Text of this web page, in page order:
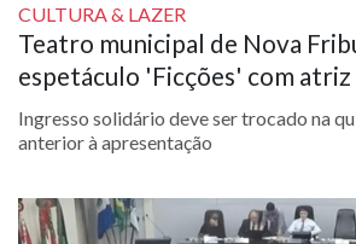
CULTURA & LAZER
Teatro municipal de Nova
espetáculo 'Ficções' com
Ingresso solidário deve ser trocado na
anterior à apresentação